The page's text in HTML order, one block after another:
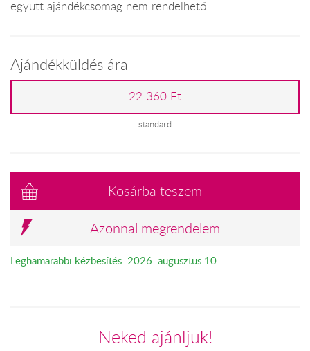
együtt ajándékcsomag nem rendelhető.
Ajándékküldés ára
22 360 Ft
standard
Kosárba teszem
Azonnal megrendelem
Leghamarabbi kézbesítés: 2026. augusztus 10.
Neked ajánljuk!